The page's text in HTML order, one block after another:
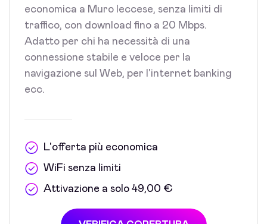
economica a Muro leccese, senza limiti di
traffico, con download fino a 20 Mbps.
Adatto per chi ha necessità di una
connessione stabile e veloce per la
navigazione sul Web, per l'internet banking
ecc.
L'offerta più economica
WiFi senza limiti
Attivazione a solo 49,00 €